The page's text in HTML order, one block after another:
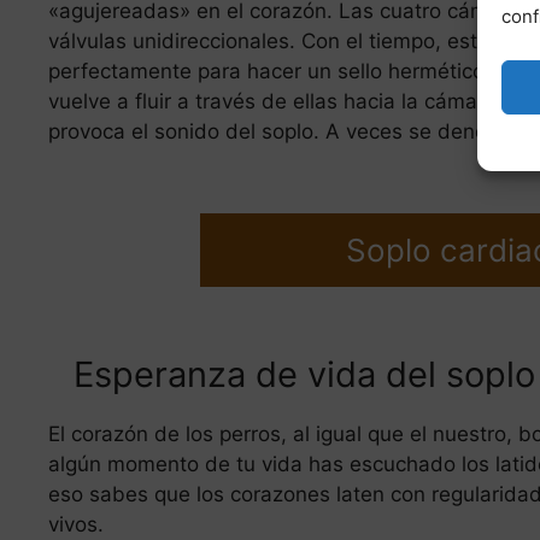
«agujereadas» en el corazón. Las cuatro
válvulas unidireccionales. Con el tiempo, estas
perfectamente para hacer un sello hermético.
vuelve a fluir a través de ellas hacia la cámara
provoca el sonido del soplo. A veces se
Soplo
Esperanza de vida del
El corazón de los perros, al igual que el nuestro,
algún momento de tu vida has escuchado los
eso sabes que los corazones laten con
vivos.